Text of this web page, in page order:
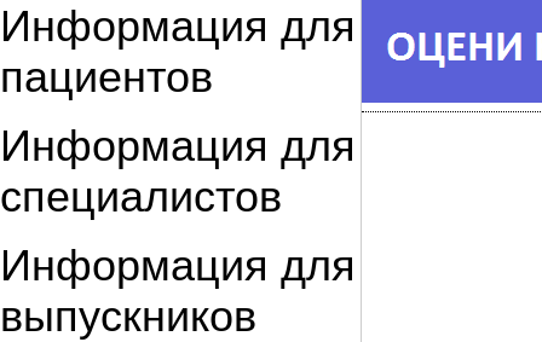
Информация для
пациентов
Информация для
специалистов
Информация для
выпускников